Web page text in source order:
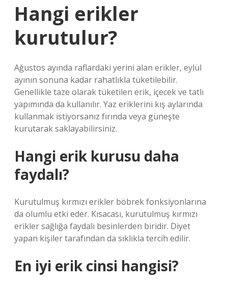
Hangi erikler
kurutulur?
Ağustos ayında raflardaki yerini alan erikler, eylül
ayının sonuna kadar rahatlıkla tüketilebilir.
Genellikle taze olarak tüketilen erik, içecek ve tatlı
yapımında da kullanılır. Yaz eriklerini kış aylarında
kullanmak istiyorsanız fırında veya güneşte
kurutarak saklayabilirsiniz.
Hangi erik kurusu daha
faydalı?
Kurutulmuş kırmızı erikler böbrek fonksiyonlarına
da olumlu etki eder. Kısacası, kurutulmuş kırmızı
erikler sağlığa faydalı besinlerden biridir. Diyet
yapan kişiler tarafından da sıklıkla tercih edilir.
En iyi erik cinsi hangisi?